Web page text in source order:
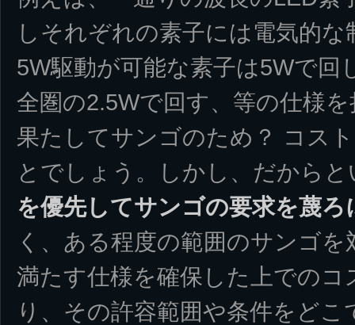
しそれぞれの素子には電気的
5W駆動が可能な素子は5Wで回
全圏の2.5Wで回す、等の仕様
果たしてサンゴのため？ コス
とでしょう。しかし、だから
を優先してサンゴの要求を蔑ろ
く、ある程度の範囲のサンゴ
満たす仕様を確保した上での
り、その許容範囲や条件をど